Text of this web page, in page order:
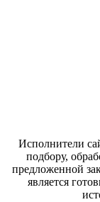
Исполнители
подбору,
предложенной
является